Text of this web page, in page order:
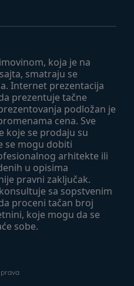
koja je na
smatraju se
Internet prezentacija
prezentuje tačne
podložan je
cena. Sve
koje se prodaju su
se mogu dobiti
arhitekte ili
u opisima
pravni zaključak.
sa sopstvenim
proceni tačan broj
koje mogu da se
sobe.